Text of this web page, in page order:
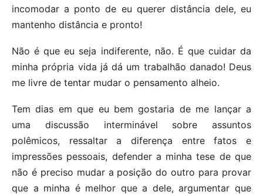
incomodar a ponto de eu querer distância dele, eu
mantenho distância e pronto!
Não é que eu seja indiferente, não. É que cuidar da
minha própria vida já dá um trabalhão danado! Deus
me livre de tentar mudar o pensamento alheio.
Tem dias em que eu bem gostaria de me lançar a
uma discussão interminável sobre assuntos
polêmicos, ressaltar a diferença entre fatos e
impressões pessoais, defender a minha tese de que
não é preciso mudar a posição do outro para provar
que a minha é melhor que a dele, argumentar que